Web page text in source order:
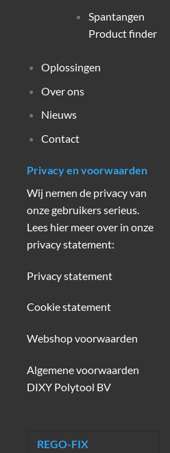
Spantangen
Product finder
Oplossingen
Over ons
Nieuws
Contact
Privacy en voorwaarden
Wij nemen de privacy van
onze gebruikers serieus.
Lees hier meer over in onze
privacy statement:
Privacy statement
Cookie statement
Webshop voorwaarden
Algemene voorwaarden
DIXY Polytool BV
REGO-FIX